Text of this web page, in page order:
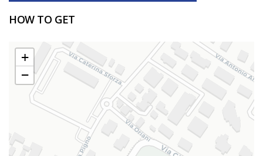
HOW TO GET
+
−